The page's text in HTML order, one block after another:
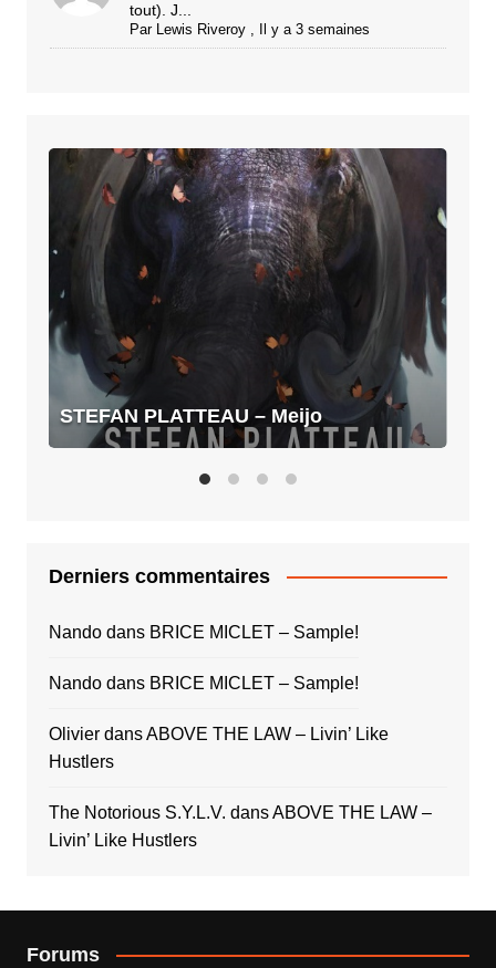
tout). J...
Par Lewis Riveroy, Il y a 3 semaines
STEFAN
PLATTEAU
STEFAN PLATTEAU – Meijo
Derniers commentaires
Nandodans BRICE MICLET – Sample!
Nandodans BRICE MICLET – Sample!
OlivierdansABOVE THE LAW – Livin’ Like
Hustlers
The Notorious S.Y.L.V. dansABOVE THE LAW –
Livin’ Like Hustlers
Forums